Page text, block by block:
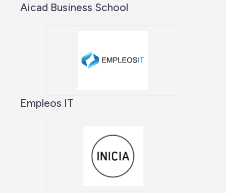
Aicad Business School
Empleos IT